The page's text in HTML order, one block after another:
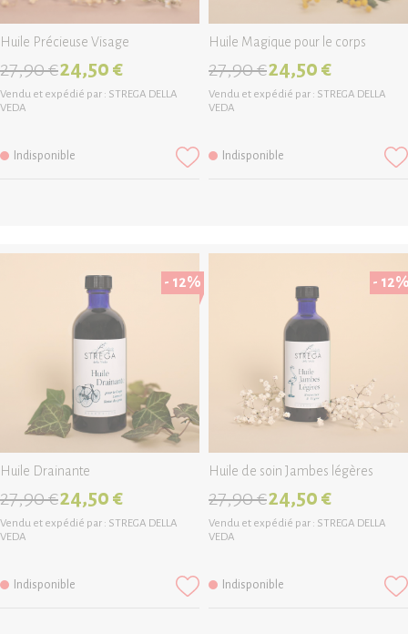
Huile Précieuse Visage
27,90 €24,50 €
Vendu et expédié par : STREGA DELLA
VEDA
Indisponible
Huile Magique pour le corps
27,90 €24,50 €
Vendu et expédié par : STREGA DELLA
VEDA
Indisponible
- 12%
Huile Drainante
27,90 €24,50 €
Vendu et expédié par : STREGA DELLA
VEDA
Indisponible
-
Huile de soin Jambes légères
27,90 €24,50 €
Vendu et expédié par : STREGA DELLA
VEDA
Indisponible